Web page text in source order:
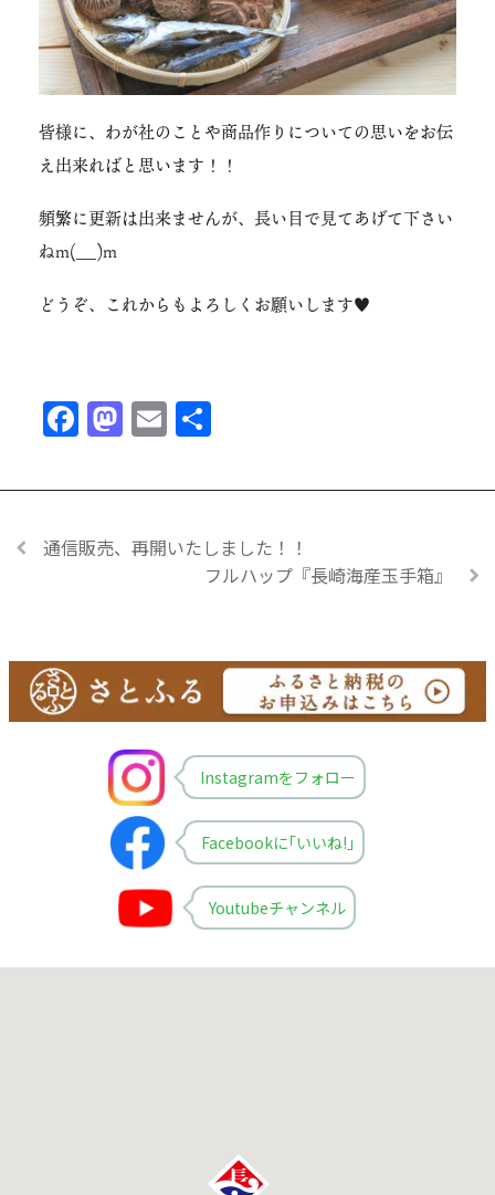
皆様に、わが社のことや商品作りについての思いをお伝
え出来ればと思います！！
頻繁に更新は出来ませんが、長い目で見てあげて下さい
ねm(__)m
どうぞ、これからもよろしくお願いします❤
Facebook
Mastodon
Email
通信販売、再開いたしました！！
フルハップ『長崎海産玉手箱』
Instagramをフォロー
Facebookに｢いいね!｣
Youtubeチャンネル